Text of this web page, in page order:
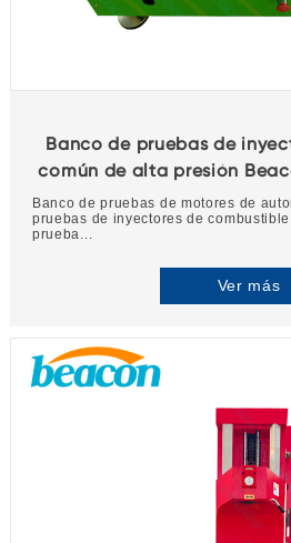
Banco de pruebas de
común de alta presión
Banco de pruebas de motores de
pruebas de inyectores de
prueba...
Ver más